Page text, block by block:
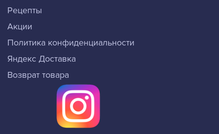
Рецепты
Акции
Политика конфиденциальности
Яндекс Доставка
Возврат товара